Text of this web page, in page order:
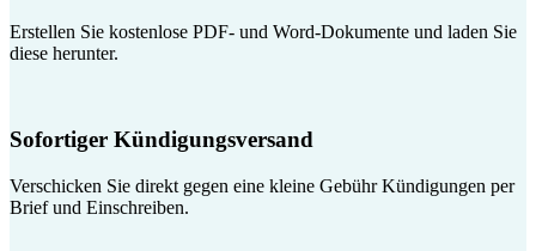
Erstellen Sie kostenlose PDF- und Word-Dokumente und laden Sie
diese herunter.
Sofortiger Kündigungsversand
Verschicken Sie direkt gegen eine kleine Gebühr Kündigungen per
Brief und Einschreiben.